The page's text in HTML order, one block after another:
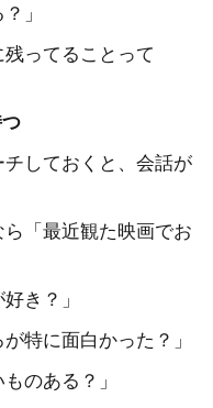
」
残ってることって
しておくと、会話が
「最近観た映画でお
き？」
特に面白かった？」
のある？」